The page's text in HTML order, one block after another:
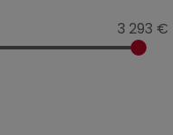
3 293 €